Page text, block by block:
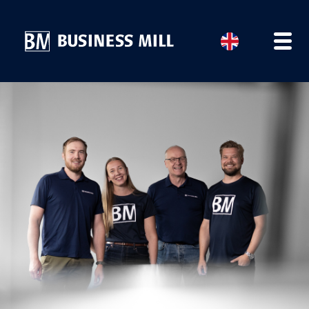
OUR SERVICES
BUSINESS STORIES
NEWS